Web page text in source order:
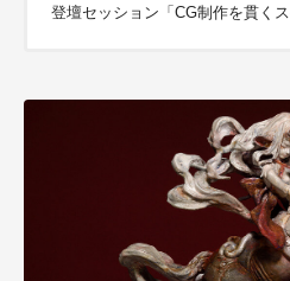
登壇セッション「CG制作を貫くス